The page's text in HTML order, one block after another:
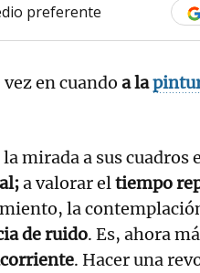
preferente
vez en cuando a la
mirada a sus cuadros
a valorar eltiempo
la
de ruido. Es, ahora
. Hacer una